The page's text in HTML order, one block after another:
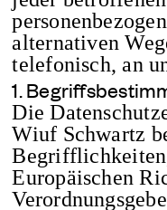
alternativen
telefonisch, an
1.
Die
Wiuf Schwartz
Europäischen